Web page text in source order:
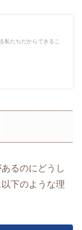
私たちだからできるこ
るのにどうし
下のような理